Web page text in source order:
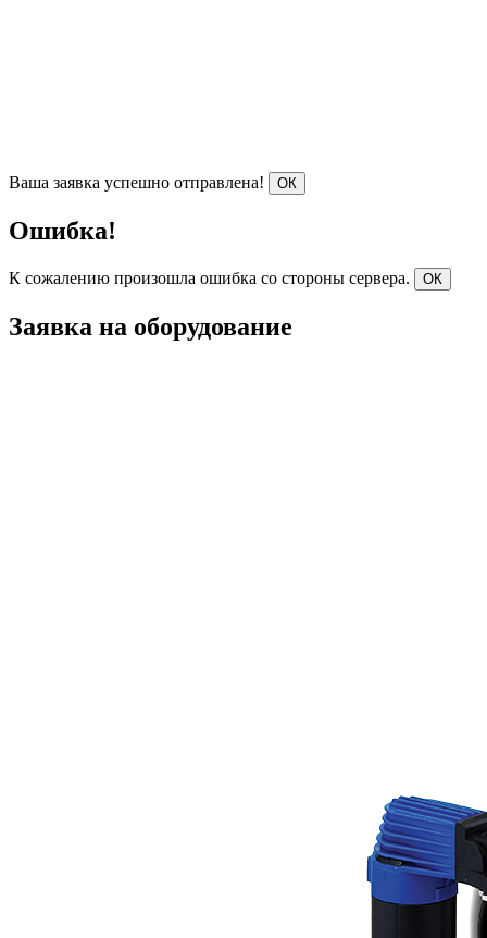
Ваша заявка успешно отправлена! ОК
Ошибка!
К сожалению произошла ошибка со стороны сервера. ОК
Заявка на оборудование